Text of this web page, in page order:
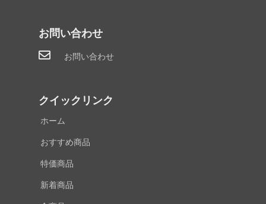
お問い合わせ
お問い合わせ
クイックリンク
ホーム
おすすめ商品
特価商品
新着商品